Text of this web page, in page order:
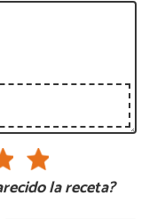
la receta?